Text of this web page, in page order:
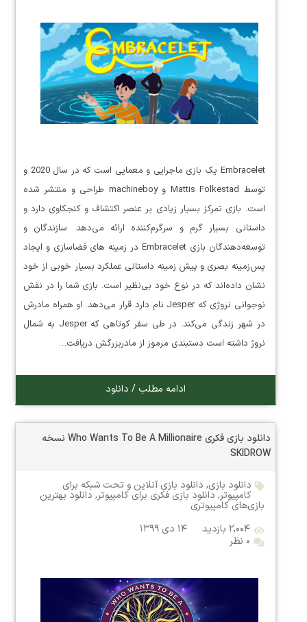
Embracelet یک بازی ماجرایی و معمایی است که در سال 2020 و
توسط Mattis Folkestad و machineboy طراحی و منتشر شده
است. بازی تمرکز بسیار زیادی بر عنصر اکتشاف و کنجکاوی دارد و
داستانی بسیار گرم و سرگرم‌کننده ارائه می‌دهد. سازندگان و
توسعه‌دهندگان بازی Embracelet در زمینه های فضاسازی و ایجاد
پس‌زمینه بصری و پیش زمینه داستانی عملکرد بسیار خوبی از خود
نشان داده‌اند که در نوع خود بی‌نظیر است. بازی شما را در نقش
نوجوانی نروژی که Jesper نام دارد قرار می‌دهد. او همراه مادرش
در شهر زندگی می‌کند. در طی سفر کوتاهی که Jesper به شمال
نروژ داشته است دستبندی مرموز از مادربزرگش دریافت…
ادامه مطلب / دانلود
دانلود بازی فکری Who Wants To Be A Millionaire نسخه
SKIDROW
دانلود بازی, دانلود بازی آنلاین و تحت شبکه برای
کامپیوتر, دانلود بازی فکری برای کامپیوتر, دانلود بهترین
بازی‌های کامپیوتری
۲,۰۰۴ بازدید
۱۴ دی ۱۳۹۹
۰ نظر